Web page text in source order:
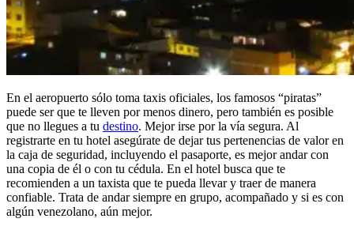
En el aeropuerto sólo toma taxis oficiales, los famosos “piratas”
puede ser que te lleven por menos dinero, pero también es posible
que no llegues a tu destino. Mejor irse por la vía segura. Al
registrarte en tu hotel asegúrate de dejar tus pertenencias de valor en
la caja de seguridad, incluyendo el pasaporte, es mejor andar con
una copia de él o con tu cédula. En el hotel busca que te
recomienden a un taxista que te pueda llevar y traer de manera
confiable. Trata de andar siempre en grupo, acompañado y si es con
algún venezolano, aún mejor.